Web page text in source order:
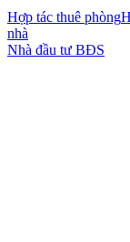
Hợp tác thuê phòng
nhà
Nhà đầu tư BĐS